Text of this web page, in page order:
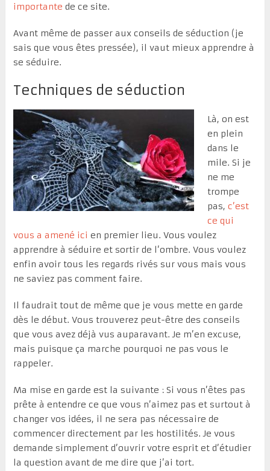
importante de ce site.
Avant même de passer aux conseils de séduction (je
sais que vous êtes pressée), il vaut mieux apprendre à
se séduire.
Techniques de séduction
Là, on est
en plein
dans le
mile. Si je
ne me
trompe
pas, c’est
ce qui
vous a amené ici en premier lieu. Vous voulez
apprendre à séduire et sortir de l’ombre. Vous voulez
enfin avoir tous les regards rivés sur vous mais vous
ne saviez pas comment faire.
Il faudrait tout de même que je vous mette en garde
dès le début. Vous trouverez peut-être des conseils
que vous avez déjà vus auparavant. Je m’en excuse,
mais puisque ça marche pourquoi ne pas vous le
rappeler.
Ma mise en garde est la suivante : Si vous n’êtes pas
prête à entendre ce que vous n’aimez pas et surtout à
changer vos idées, il ne sera pas nécessaire de
commencer directement par les hostilités. Je vous
demande simplement d’ouvrir votre esprit et d’étudier
la question avant de me dire que j’ai tort.